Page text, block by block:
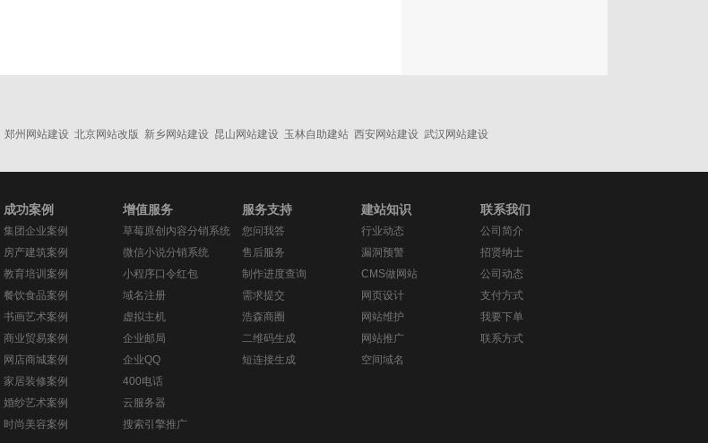
郑州网站建设 北京网站改版 新乡网站建设 昆山网站建设 玉林自助建站 西安网站建设 武汉网站建设
成功案例
集团企业案例
房产建筑案例
教育培训案例
餐饮食品案例
书画艺术案例
商业贸易案例
网店商城案例
家居装修案例
婚纱艺术案例
时尚美容案例
增值服务
草莓原创内容分销系统
微信小说分销系统
小程序口令红包
域名注册
虚拟主机
企业邮局
企业QQ
400电话
云服务器
搜索引擎推广
服务支持
您问我答
售后服务
制作进度查询
需求提交
浩森商圈
二维码生成
短连接生成
建站知识
行业动态
漏洞预警
CMS做网站
网页设计
网站维护
网站推广
空间域名
联系我们
公司简介
招贤纳士
公司动态
支付方式
我要下单
联系方式